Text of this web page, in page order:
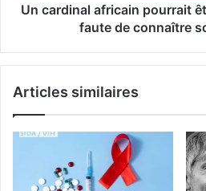
Un cardinal africain pourrait
faute de connaître
Articles similaires